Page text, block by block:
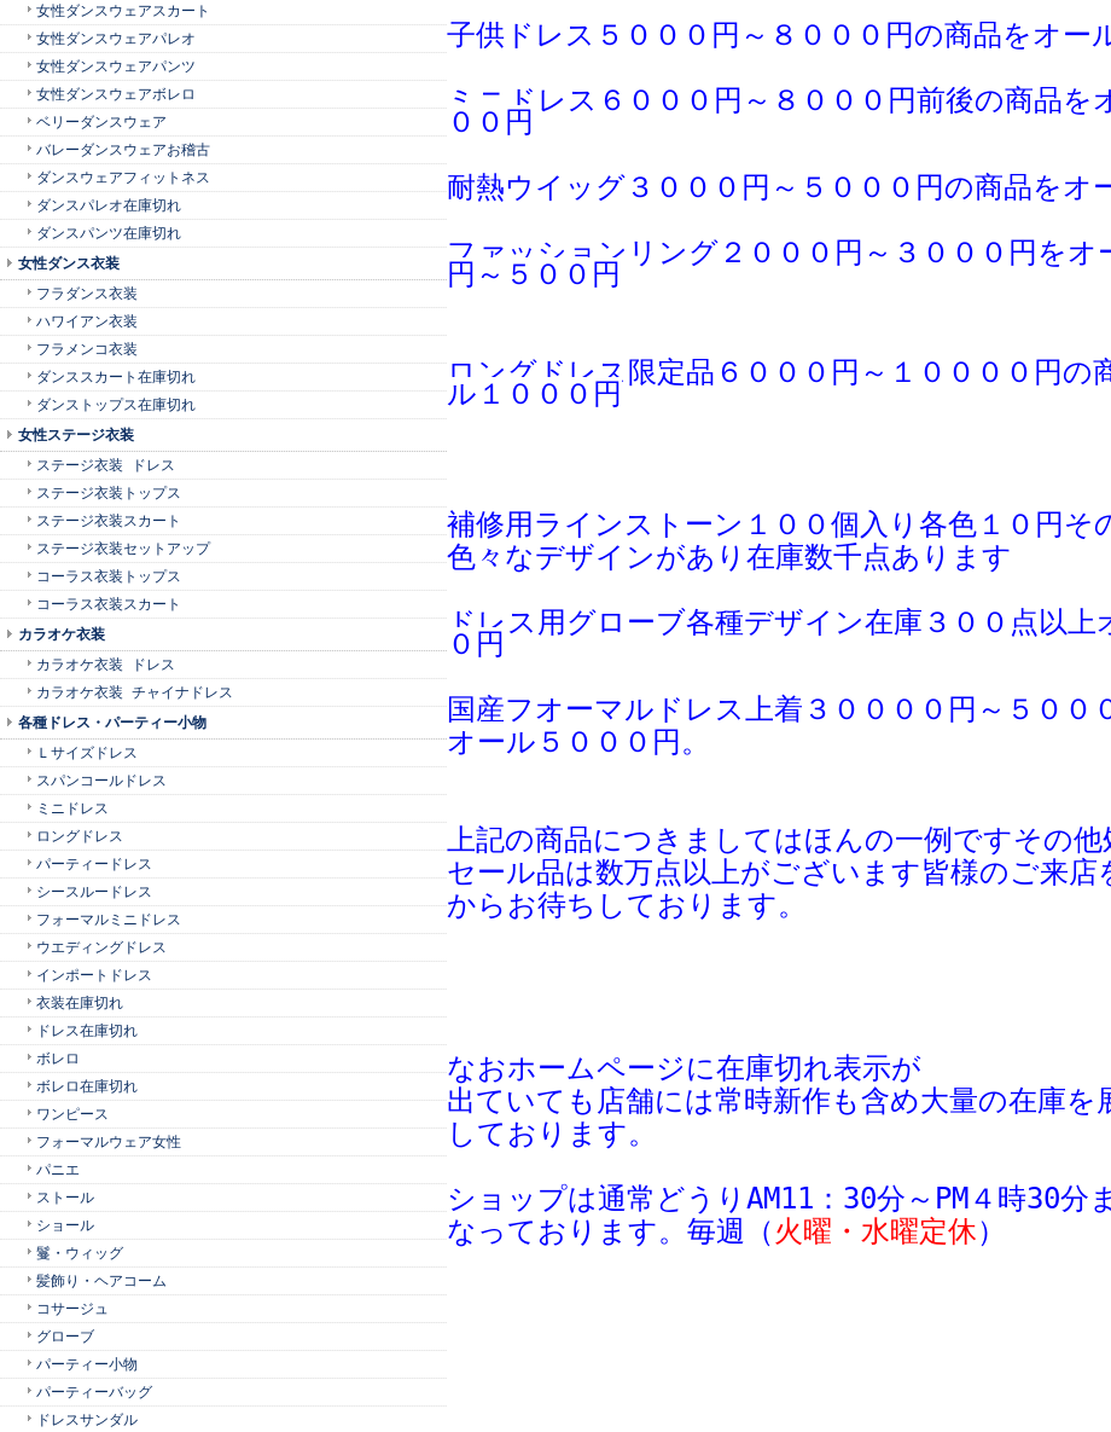
女性ダンスウェアスカート
女性ダンスウェアパレオ
女性ダンスウェアパンツ
女性ダンスウェアボレロ
ベリーダンスウェア
バレーダンスウェアお稽古
ダンスウェアフィットネス
ダンスパレオ在庫切れ
ダンスパンツ在庫切れ
女性ダンス衣装
フラダンス衣装
ハワイアン衣装
フラメンコ衣装
ダンススカート在庫切れ
ダンストップス在庫切れ
女性ステージ衣装
ステージ衣装 ドレス
ステージ衣装トップス
ステージ衣装スカート
ステージ衣装セットアップ
コーラス衣装トップス
コーラス衣装スカート
カラオケ衣装
カラオケ衣装 ドレス
カラオケ衣装 チャイナドレス
各種ドレス・パーティー小物
Ｌサイズドレス
スパンコールドレス
ミニドレス
ロングドレス
パーティードレス
シースルードレス
フォーマルミニドレス
ウエディングドレス
インポートドレス
衣装在庫切れ
ドレス在庫切れ
ボレロ
ボレロ在庫切れ
ワンピース
フォーマルウェア女性
パニエ
ストール
ショール
鬘・ウィッグ
髪飾り・ヘアコーム
コサージュ
グローブ
パーティー小物
パーティーバッグ
ドレスサンダル
子供ドレス５０００円～８０００円の商品をオー
ミニドレス６０００円～８０００円前後の商品を
００円
耐熱ウイッグ３０００円～５０００円の商品をオ
ファッションリング２０００円～３０００円をオ
円～５００円
ロングドレス限定品６０００円～１００００円の
ル１０００円
補修用ラインストーン１００個入り各色１０円そ
色々なデザインがあり在庫数千点あります
ドレス用グローブ各種デザイン在庫３００点以上
０円
国産フオーマルドレス上着３００００円～５００
オール５０００円。
上記の商品につきましてはほんの一例ですその他
セール品は数万点以上がございます皆様のご来店
からお待ちしております。
なおホームページに在庫切れ表示が
出て いても 店舗には常時新作も含め大量の在庫を
しております。
ショップは通常 どう り AM11：30分～ PM４時30分
なっております。毎週
（火曜・水曜定休）